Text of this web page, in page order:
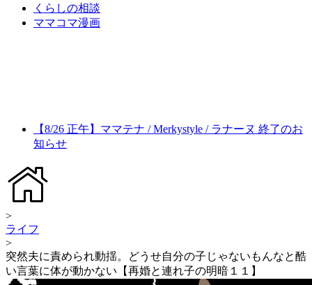
くらしの相談
ママコマ漫画
【8/26 正午】ママテナ / Merkystyle / ラナーヌ 終了のお
知らせ
>
ライフ
>
突然夫に責められ動揺。どうせ自分の子じゃないもんなと酷
い言葉に体が動かない【再婚と連れ子の明暗１１】